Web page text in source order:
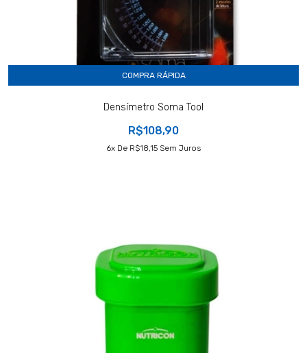
COMPRA RÁPIDA
Densímetro Soma Tool
R$108,90
6X De R$18,15 Sem Juros